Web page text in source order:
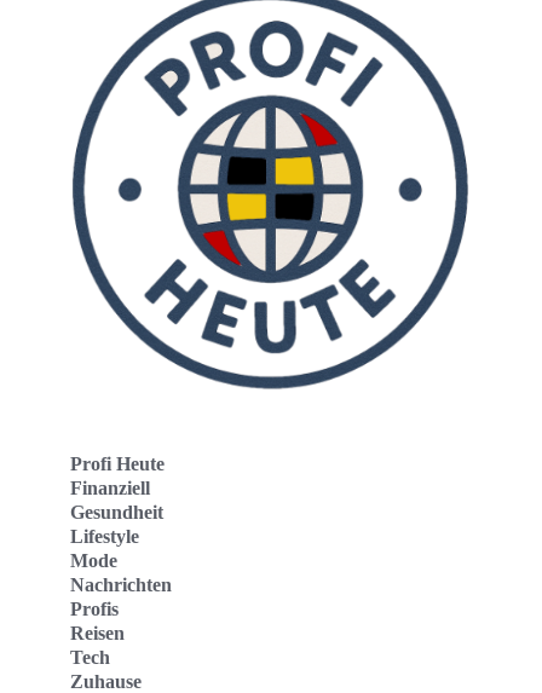
Profi Heute
Finanziell
Gesundheit
Lifestyle
Mode
Nachrichten
Profis
Reisen
Tech
Zuhause